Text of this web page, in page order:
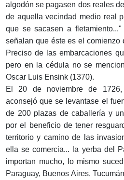
algodón se pagasen dos reales
de aquella vecindad medio real
que se sacasen a
señalan que éste es el comienzo
Preciso de las embarcaciones
pero en la cédula no se
Oscar Luis Ensink (1370).
El 20 de noviembre de
aconsejó que se levantase el
de 200 plazas de caballería y
por el beneficio de tener
territorio y camino de las
ella se comercia... la yerba del
importan mucho, lo mismo
Paraguay, Buenos Aires,